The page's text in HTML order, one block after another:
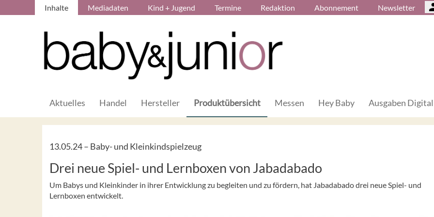
Inhalte Mediadaten Kind + Jugend Termine Redaktion Abonnement Newsletter
Aktuelles Handel Hersteller Produktübersicht Messen Hey Baby Ausgaben Digital
13.05.24 – Baby- und Kleinkindspielzeug
Drei neue Spiel- und Lernboxen von Jabadabado
Um Babys und Kleinkinder in ihrer Entwicklung zu begleiten und zu fördern, hat Jabadabado drei neue Spiel- und
Lernboxen entwickelt.